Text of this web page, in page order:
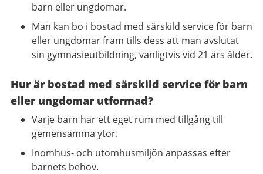
barn eller ungdomar.
Man kan bo i bostad med särskild service för barn
eller ungdomar fram tills dess att man avslutat
sin gymnasieutbildning, vanligtvis vid 21 års ålder.
Hur är bostad med särskild service för barn
eller ungdomar utformad?
Varje barn har ett eget rum med tillgång till
gemensamma ytor.
Inomhus- och utomhusmiljön anpassas efter
barnets behov.